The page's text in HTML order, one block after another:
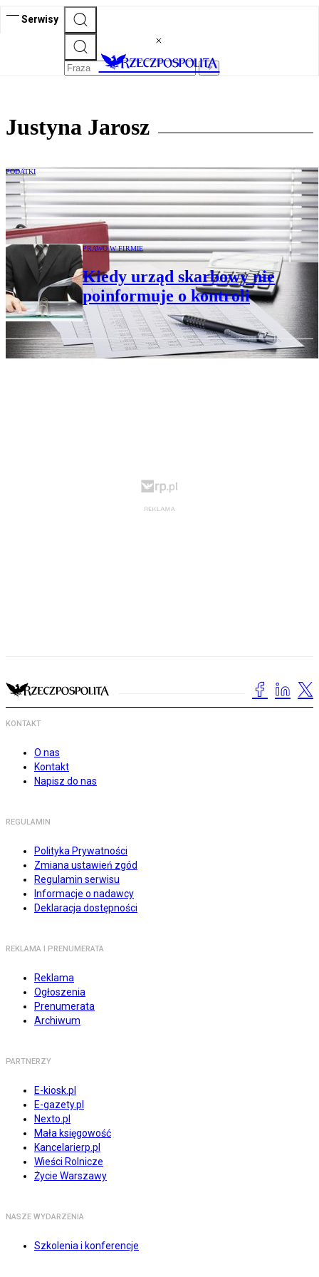
Serwisy
Justyna Jarosz
PODATKI
Biała lista podatników VAT: korzyści,
nakazy i sankcje
PRAWO W FIRMIE
Kiedy urząd skarbowy nie
poinformuje o kontroli
KONTAKT
O nas
Kontakt
Napisz do nas
REGULAMIN
Polityka Prywatności
Zmiana ustawień zgód
Regulamin serwisu
Informacje o nadawcy
Deklaracja dostępności
REKLAMA I PRENUMERATA
Reklama
Ogłoszenia
Prenumerata
Archiwum
PARTNERZY
E-kiosk.pl
E-gazety.pl
Nexto.pl
Mała księgowość
Kancelarierp.pl
Wieści Rolnicze
Życie Warszawy
NASZE WYDARZENIA
Szkolenia i konferencje